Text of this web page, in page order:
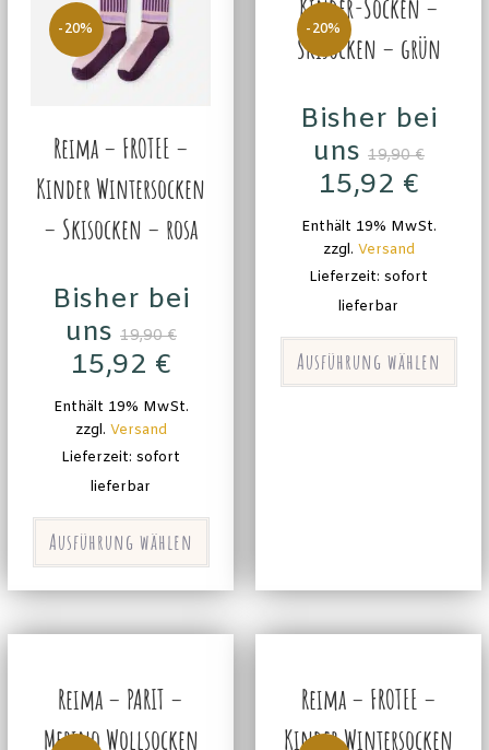
-20%
Reima – FROTEE –
Kinder Wintersocken
– Skisocken – rosa
Bisher bei
uns 19,90€
15,92 €
Enthält 19% MwSt.
zzgl. Versand
Lieferzeit: sofort
lieferbar
Ausführung wählen
-20%
Kinder-Socken –
Skisocken – grün
Bisher bei
uns 19,90€
15,92 €
Enthält 19% MwSt.
zzgl. Versand
Lieferzeit: sofort
lieferbar
Ausführung wählen
Reima – PARIT –
Merino Wollsocken
Reima – FROTEE –
Kinder Wintersocken